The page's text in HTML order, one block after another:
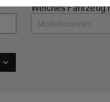
Welches Fahrzeug